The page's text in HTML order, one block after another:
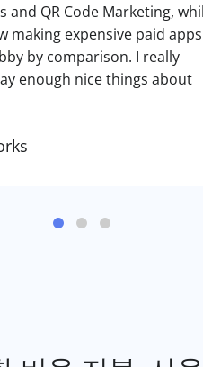
and QR Code Marketing,
making expensive paid apps
by comparison. I really
enough nice things about